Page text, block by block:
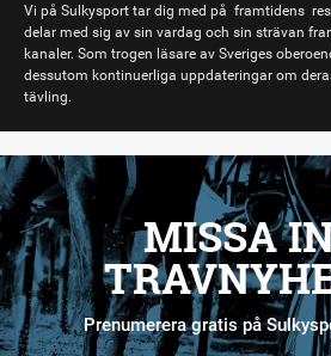
Vi på Sulkysport tar dig med på framtidens
delar med sig av sin vardag och sin strävan
kanaler. Som trogen läsare av Sveriges
dessutom kontinuerliga uppdateringar om
tävling.
MISSA
Prenumerera gratis på